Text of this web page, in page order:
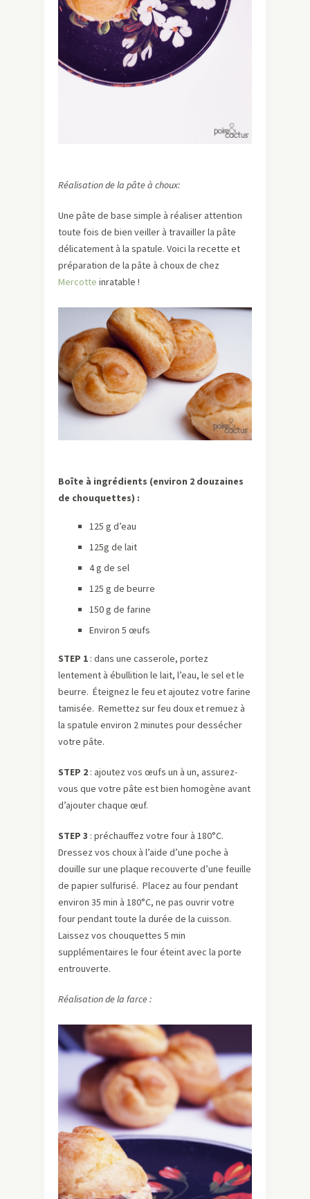
Réalisation de la pâte à choux:
Une pâte de base simple à réaliser attention
toute fois de bien veiller à travailler la pâte
délicatement à la spatule. Voici la recette et
préparation de la pâte à choux de chez
Mercotte inratable !
Boîte à ingrédients (environ 2 douzaines
de chouquettes) :
125 g d’eau
125g de lait
4 g de sel
125 g de beurre
150 g de farine
Environ 5 œufs
STEP 1 : dans une casserole, portez
lentement à ébullition le lait, l’eau, le sel et le
beurre. Éteignez le feu et ajoutez votre farine
tamisée. Remettez sur feu doux et remuez à
la spatule environ 2 minutes pour dessécher
votre pâte.
STEP 2 : ajoutez vos œufs un à un, assurez-
vous que votre pâte est bien homogène avant
d’ajouter chaque œuf.
STEP 3 : préchauffez votre four à 180°C.
Dressez vos choux à l’aide d’une poche à
douille sur une plaque recouverte d’une feuille
de papier sulfurisé. Placez au four pendant
environ 35 min à 180°C, ne pas ouvrir votre
four pendant toute la durée de la cuisson.
Laissez vos chouquettes 5 min
supplémentaires le four éteint avec la porte
entrouverte.
Réalisation de la farce :